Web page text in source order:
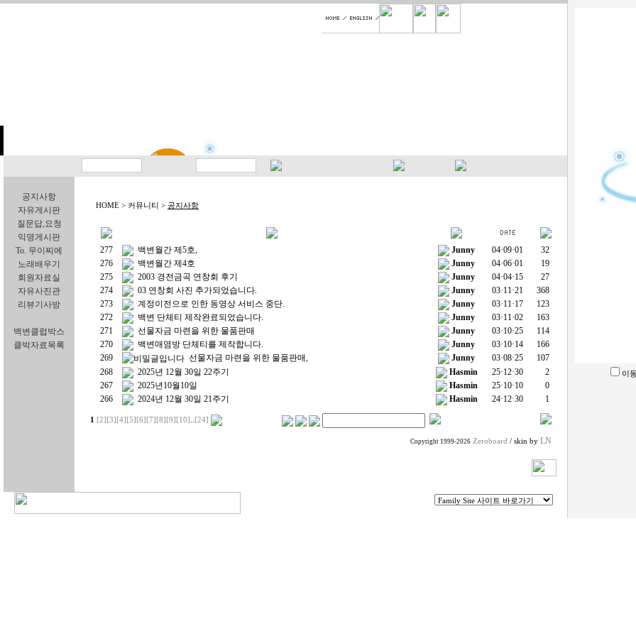
공지사항
자유게시판
질문답,요청
익명게시판
To. 무이찌에
노래배우기
회원자료실
자유사진관
리뷰기사방
백변클럽박스
클박자료목록
HOME > 커뮤니티 > 공지사항
277 백변월간 제5호, Junny 04·09·01
32
276
백변월간 제4호 Junny 04·06·01
19
275
2003 경전금곡 연창회 후기 Junny 04·04·15
27
274
03 연창회 사진 추가되었습니다. Junny 03·11·21
368
273
계정이전으로 인한 동영상 서비스 중단. Junny 03·11·17
123
272
백변 단체티 제작완료되었습니다. Junny 03·11·02
163
271
선물자금 마련을 위한 물품판매 Junny 03·10·25
114
270
백변매염방 단체티를 제작합니다. Junny 03·10·14
166
269
선물자금 마련을 위한 물품판매, Junny 03·08·25
107
268
2025년 12월 30일 22주기 Hasmin 25·12·30
2
267
2025년10월10일 Hasmin 25·10·10
0
266
2024년 12월 30일 21주기 Hasmin 24·12·30 1
1 [2] [3] [4] [5] [6] [7] [8] [9] [10] [24]
Copyright 1999-2026 Zeroboard / skin by LN
이